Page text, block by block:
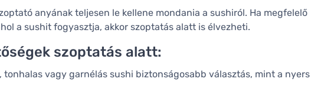
anyának teljesen le kellene mondania a sushiról. Ha megfelelő
a sushit fogyasztja, akkor szoptatás alatt is élvezheti.
szoptatás alatt:
tonhalas vagy garnélás sushi biztonságosabb választás, mint a nyers